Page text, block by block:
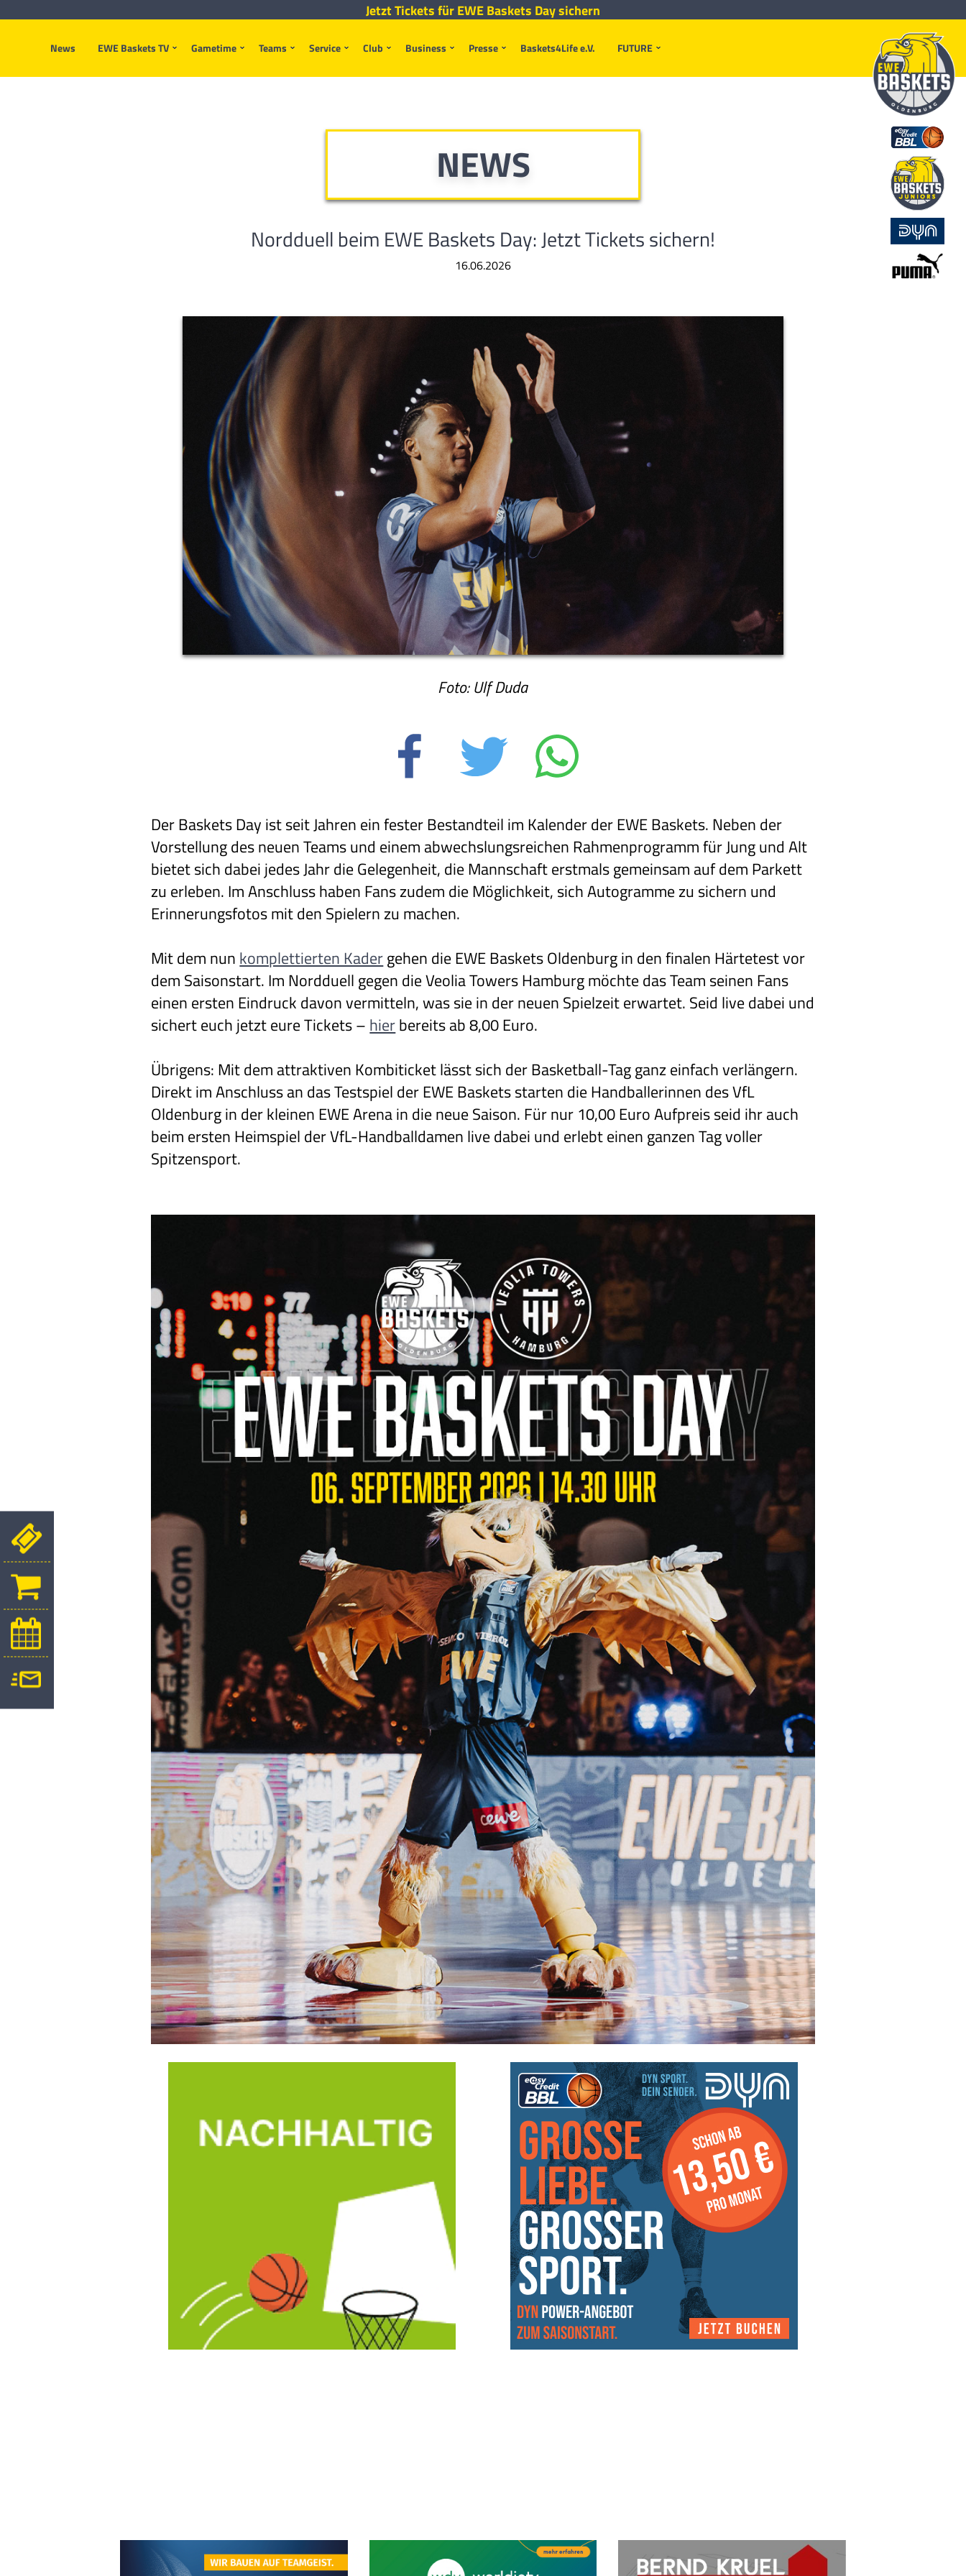
News EWE Baskets TV Gametime Teams Service Club Business Presse Baskets4Life e.V. FUTURE
Jetzt Tickets für EWE Baskets Day sichern
NEWS
Nordduell beim EWE Baskets Day: Jetzt Tickets sichern!
16.06.2026
Foto: Ulf Duda
Der Baskets Day ist seit Jahren ein fester Bestandteil im Kalender der EWE Baskets. Neben der
Vorstellung des neuen Teams und einem abwechslungsreichen Rahmenprogramm für Jung und Alt
bietet sich dabei jedes Jahr die Gelegenheit, die Mannschaft erstmals gemeinsam auf dem Parkett
zu erleben. Im Anschluss haben Fans zudem die Möglichkeit, sich Autogramme zu sichern und
Erinnerungsfotos mit den Spielern zu machen.
Mit dem nun komplettierten Kadergehen die EWE Baskets Oldenburg in den finalen Härtetest vor
dem Saisonstart. Im Nordduell gegen die Veolia Towers Hamburg möchte das Team seinen Fans
einen ersten Eindruck davon vermitteln, was sie in der neuen Spielzeit erwartet. Seid live dabei und
sichert euch jetzt eure Tickets – hierbereits ab 8,00 Euro.
Übrigens: Mit dem attraktiven Kombiticket lässt sich der Basketball-Tag ganz einfach verlängern.
Direkt im Anschluss an das Testspiel der EWE Baskets starten die Handballerinnen des VfL
Oldenburg in der kleinen EWE Arena in die neue Saison. Für nur 10,00 Euro Aufpreis seid ihr auch
beim ersten Heimspiel der VfL-Handballdamen live dabei und erlebt einen ganzen Tag voller
Spitzensport.